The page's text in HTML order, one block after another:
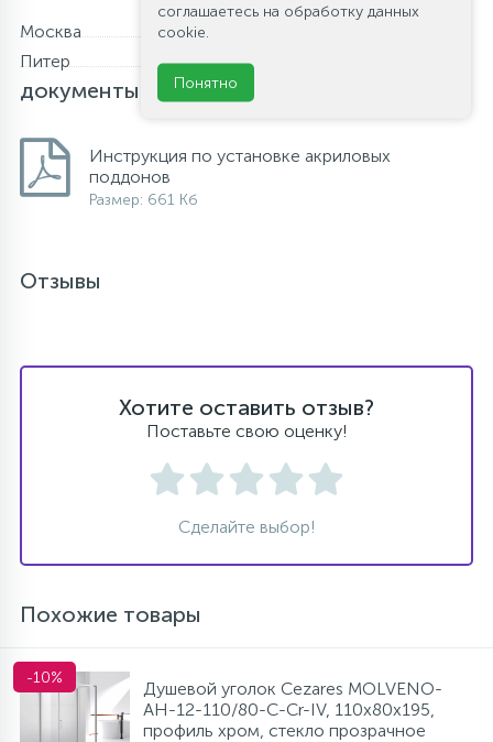
Москва
Питер
документы
Инструкция по установке акриловых
поддонов
Размер: 661 Кб
Отзывы
Хотите оставить отзыв?
Поставьте свою оценку!
Сделайте выбор!
Похожие товары
-10%
Душевой уголок Cezares MOLVENO-
AH-12-110/80-C-Cr-IV, 110х80х195,
профиль хром, стекло прозрачное
соглашаетесь на обработку данных
cookie.
Понятно